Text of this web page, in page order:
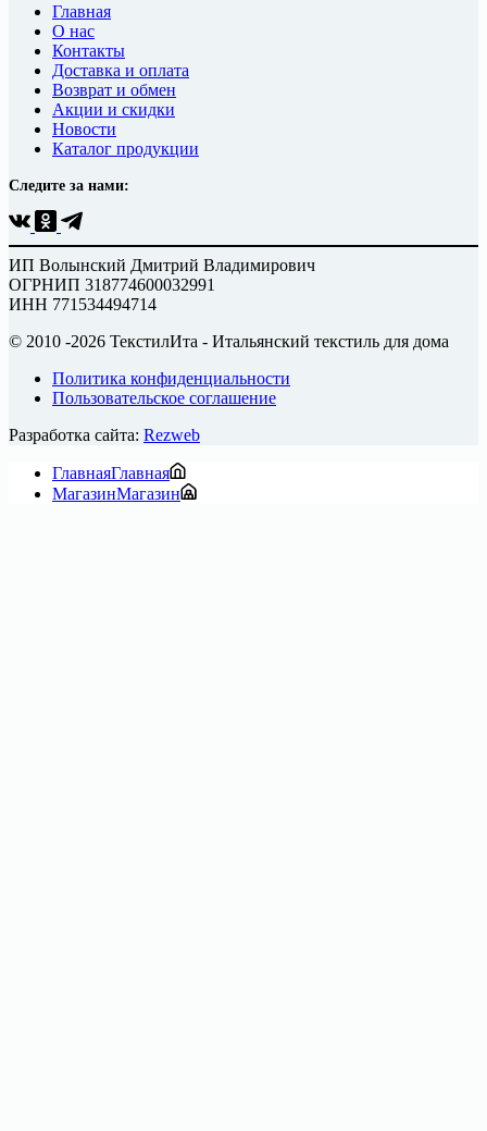
Главная
О нас
Контакты
Доставка и оплата
Возврат и обмен
Акции и скидки
Новости
Каталог продукции
Следите за нами:
ИП Волынский Дмитрий Владимирович
ОГРНИП 318774600032991
ИНН 771534494714
© 2010 -2026 ТекстилИта - Итальянский текстиль для дома
Политика конфиденциальности
Пользовательское соглашение
Разработка сайта: Rezweb
ГлавнаяГлавная
МагазинМагазин